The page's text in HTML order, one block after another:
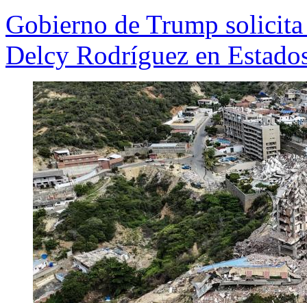
Gobierno de Trump
Delcy Rodríguez en